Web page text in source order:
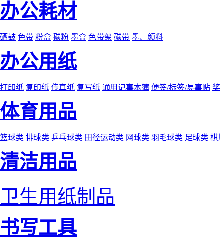
办公耗材
硒鼓 色带 粉盒 碳粉 墨盒 色带架 碳带 墨、颜料
办公用纸
打印纸 复印纸 传真纸 复写纸 通用记事本簿 便签/标签/易事贴
体育用品
篮球类 排球类 乒乓球类 田径运动类 网球类 羽毛球类 足球类 棋
清洁用品
卫生用纸制品
书写工具